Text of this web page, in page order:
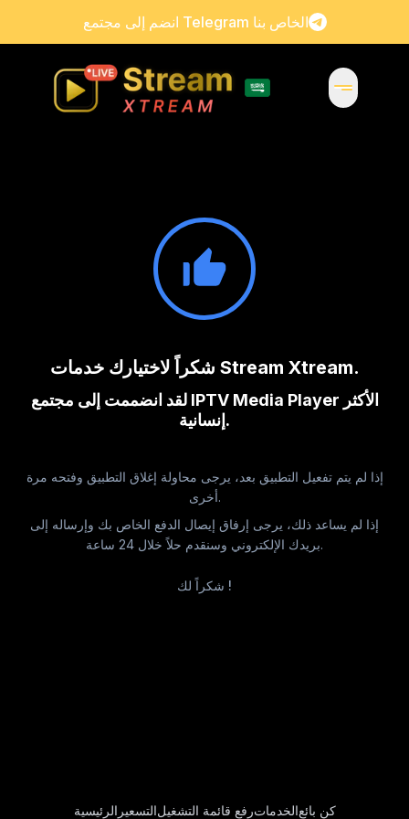
انضم إلى مجتمع Telegram الخاص بنا
شكراً لاختيارك خدمات Stream Xtream.
لقد انضممت إلى مجتمع IPTV Media Player الأكثر
إنسانية.
إذا لم يتم تفعيل التطبيق بعد، يرجى محاولة إغلاق التطبيق وفتحه مرة
أخرى.
إذا لم يساعد ذلك، يرجى إرفاق إيصال الدفع الخاص بك وإرساله إلى
بريدك الإلكتروني وسنقدم حلاً خلال 24 ساعة.
شكراً لك !
الرئيسية التسعيررفع قائمة التشغيلالخدماتكن بائع